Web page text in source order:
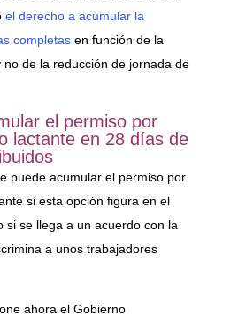
el derecho a acumular la
completasen función de la
no de la reducción de jornada de
el permiso por
lactante en 28 días de
puede acumular el permiso por
si esta opción figura en el
si se llega a un acuerdo con la
a unos trabajadores
ahora el Gobierno